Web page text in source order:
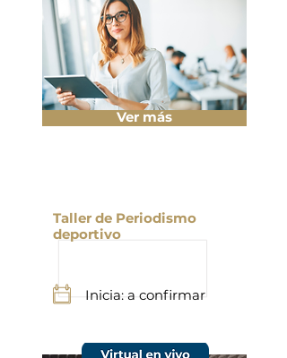
Ver más
Taller de Periodismo
deportivo
Inicia: a confirmar